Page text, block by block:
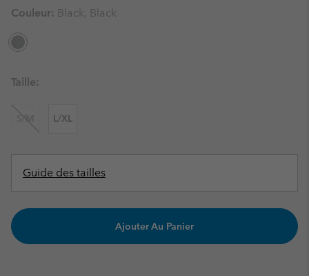
Couleur: Black, Black
Taille:
S/M L/XL
Guide des tailles
Ajouter Au Panier